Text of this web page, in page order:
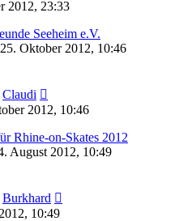
2012, 23:33
Seeheim e.V.
Oktober 2012, 10:46
Claudi
2012, 10:46
Rhine-on-Skates 2012
August 2012, 10:49
Burkhard
10:49